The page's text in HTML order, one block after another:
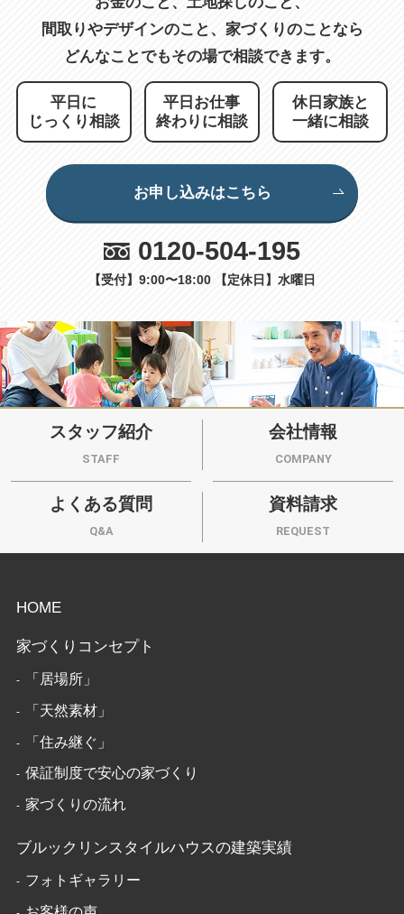
間取りやデザインのこと、 家づくりのことなら
どんなことでもその場で相談できます。
平日に
じっくり相談
平日お仕事
終わりに相談
休日家族と
一緒に相談
お申し込みはこちら
0120-504-195
【受付】9:00〜18:00 【定休日】水曜日
スタッフ紹介
STAFF
会社情報
COMPANY
よくある質問
Q&A
資料請求
REQUEST
HOME
家づくりコンセプト
「居場所」
「天然素材」
「住み継ぐ」
保証制度で安心の家づくり
家づくりの流れ
ブルックリンスタイルハウスの建築実績
フォトギャラリー